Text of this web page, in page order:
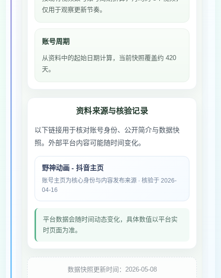
仅用于观察更新节奏。
账号周期
从资料中的起始日期计算，当前快照覆盖约 420
天。
资料来源与核验记录
以下链接用于核对账号身份、公开简介与数据快
照。外部平台内容可能随时间变化。
野神动画 - 抖音主页
账号主页为核心身份与内容发布来源 · 核验于 2026-
04-16
平台数据会随时间动态变化，具体数值以平台实
时页面为准。
数据快照更新时间：2026-05-08